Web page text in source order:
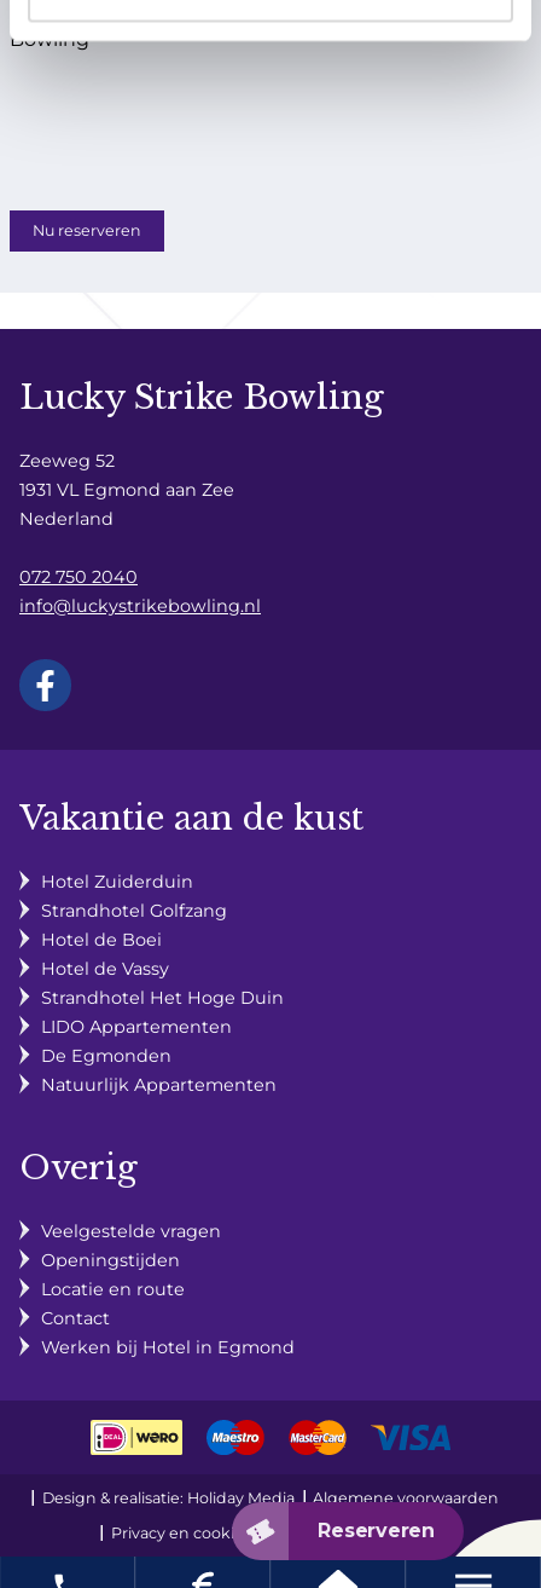
Akkoord met de Privacy Policy van Lucky Strike
Bowling*
Nu reserveren
Lucky Strike Bowling
Zeeweg 52
1931 VL Egmond aan Zee
Nederland
072 750 2040
info@luckystrikebowling.nl
Vakantie aan de kust
Hotel Zuiderduin
Strandhotel Golfzang
Hotel de Boei
Hotel de Vassy
Strandhotel Het Hoge Duin
LIDO Appartementen
De Egmonden
Natuurlijk Appartementen
Overig
Veelgestelde vragen
Openingstijden
Locatie en route
Contact
Werken bij Hotel in Egmond
Design & realisatie: Holiday Media
Algemene voorwaarden
Privacy en cookies
Disclaimer Sitemap